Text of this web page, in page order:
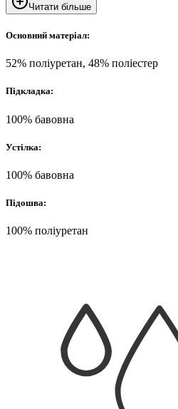
Читати більше
Основний матеріал:
52% поліуретан, 48% поліестер
Підкладка:
100% бавовна
Устілка:
100% бавовна
Підошва:
100% поліуретан